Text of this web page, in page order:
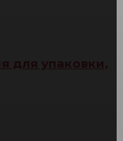
для упаковки,